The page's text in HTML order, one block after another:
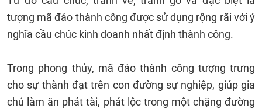
tượng mã đáo thành công được sử dụng rộng rãi với ý
nghĩa cầu chúc kinh doanh nhất định thành công.
Trong phong thủy, mã đáo thành công tượng trưng
cho sự thành đạt trên con đường sự nghiệp, giúp gia
chủ làm ăn phát tài, phát lộc trong một chặng đường